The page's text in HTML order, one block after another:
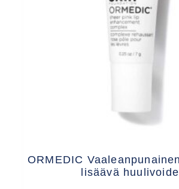
ORMEDIC
lisäävä huulivoide